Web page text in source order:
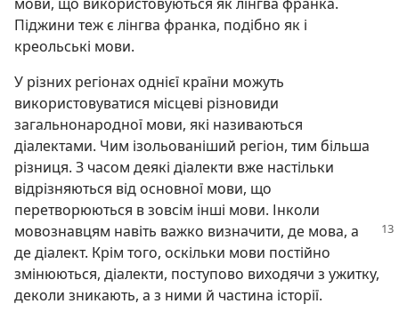
Піджини теж є лінгва франка, подібно як і
креольські мови.
У різних регіонах однієї країни можуть
використовуватися місцеві різновиди
загальнонародної мови, які називаються
діалектами. Чим ізольованіший регіон, тим більша
різниця. З часом деякі діалекти вже настільки
відрізняються від основної мови, що
перетворюються в зовсім інші мови. Інколи
мовознавцям навіть важко визначити, де мова, а
де діалект. Крім того, оскільки мови постійно
змінюються, діалекти, поступово виходячи з ужитку,
деколи зникають, а з ними й частина історії.